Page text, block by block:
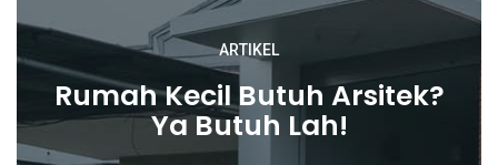
ARTIKEL
Rumah Kecil Butuh Arsitek?
Ya Butuh Lah!